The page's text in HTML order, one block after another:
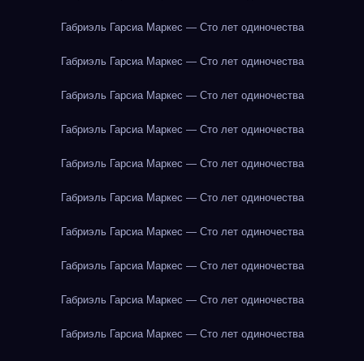
Габриэль Гарсиа Маркес — Сто лет одиночества
Габриэль Гарсиа Маркес — Сто лет одиночества
Габриэль Гарсиа Маркес — Сто лет одиночества
Габриэль Гарсиа Маркес — Сто лет одиночества
Габриэль Гарсиа Маркес — Сто лет одиночества
Габриэль Гарсиа Маркес — Сто лет одиночества
Габриэль Гарсиа Маркес — Сто лет одиночества
Габриэль Гарсиа Маркес — Сто лет одиночества
Габриэль Гарсиа Маркес — Сто лет одиночества
Габриэль Гарсиа Маркес — Сто лет одиночества